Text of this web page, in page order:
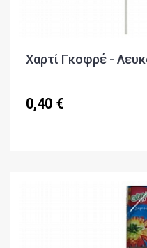
Χαρτί Γκοφρέ -
0,40 €